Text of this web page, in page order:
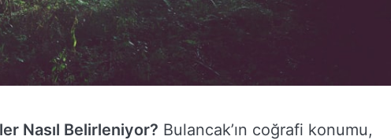
Nasıl Belirleniyor? Bulancak’ın coğrafi konumu,